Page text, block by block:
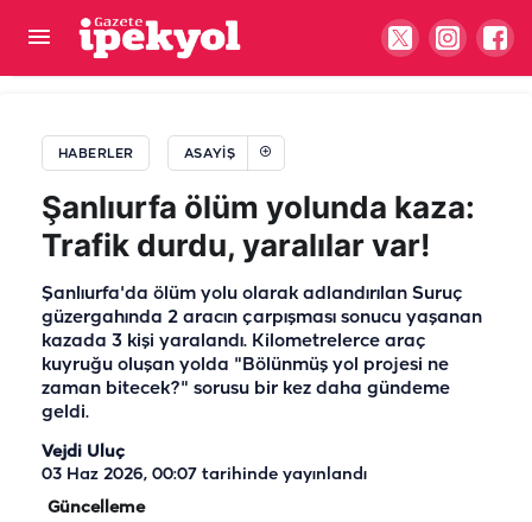
HABERLER ASAYIŞ
Şanlıurfa ölüm yolunda kaza:
Trafik durdu, yaralılar var!
Şanlıurfa'da ölüm yolu olarak adlandırılan Suruç
güzergahında 2 aracın çarpışması sonucu yaşanan
kazada 3 kişi yaralandı. Kilometrelerce araç
kuyruğu oluşan yolda "Bölünmüş yol projesi ne
zaman bitecek?" sorusu bir kez daha gündeme
geldi.
Vejdi Uluç
03 Haz 2026, 00:07 tarihinde yayınlandı
Güncelleme
Şanlıurfa'da park halindeki araca çarpıp arkasına